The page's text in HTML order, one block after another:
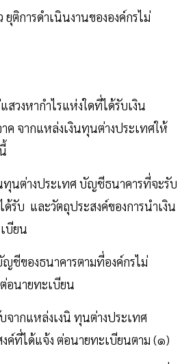
ยุติการดำเนินงานขององค์กรไม่
สวงหากำไรแห่งใดที่ได้รับเงิน
ค จากแหล่งเงินทุนต่างประเทศให้
นต่างประเทศ บัญชีธนาคารที่จะรับ
ด้รับ และวัตถุประสงค์ของการนำเงิน
บียน
ชีของธนาคารตามที่องค์กรไม่
ต่อนายทะเบียน
จากแหล่งเงนิ ทุนต่างประเทศ
ค์ที่ได้แจ้ง ต่อนายทะเบียนตาม (๑)